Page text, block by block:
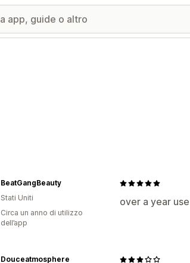
over a year
BeatGangBeauty
Stati Uniti
Circa un anno di utilizzo
dell’app
Douceatmosphere